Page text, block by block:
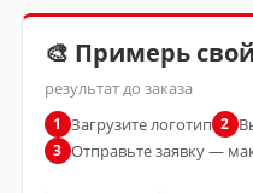
🎨 Примерь
результат до заказа
1 Загрузите логотип 2
3 Отправьте заявку —